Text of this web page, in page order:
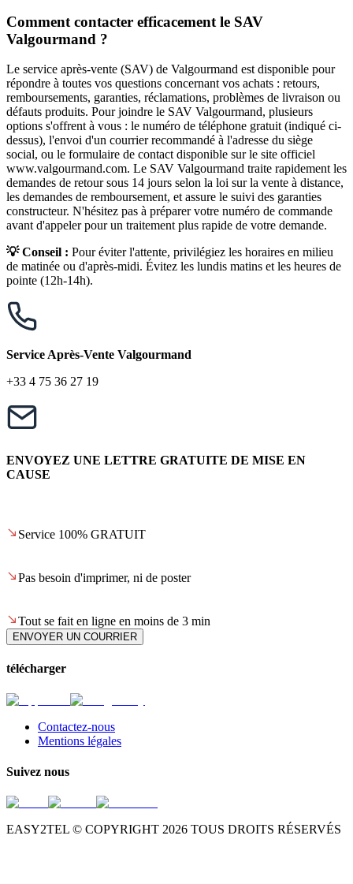
Comment contacter efficacement le SAV
Valgourmand ?
Le service après-vente (SAV) de Valgourmand est disponible pour
répondre à toutes vos questions concernant vos achats : retours,
remboursements, garanties, réclamations, problèmes de livraison ou
défauts produits. Pour joindre le SAV Valgourmand, plusieurs
options s'offrent à vous : le numéro de téléphone gratuit (indiqué ci-
dessus), l'envoi d'un courrier recommandé à l'adresse du siège
social, ou le formulaire de contact disponible sur le site officiel
www.valgourmand.com. Le SAV Valgourmand traite rapidement les
demandes de retour sous 14 jours selon la loi sur la vente à distance,
les demandes de remboursement, et assure le suivi des garanties
constructeur. N'hésitez pas à préparer votre numéro de commande
avant d'appeler pour un traitement plus rapide de votre demande.
💡 Conseil : Pour éviter l'attente, privilégiez les horaires en milieu
de matinée ou d'après-midi. Évitez les lundis matins et les heures de
pointe (12h-14h).
Service Après-Vente Valgourmand
+33 4 75 36 27 19
ENVOYEZ UNE LETTRE GRATUITE DE MISE EN
CAUSE
Service 100% GRATUIT
Pas besoin d'imprimer, ni de poster
Tout se fait en ligne en moins de 3 min
ENVOYER UN COURRIER
télécharger
Contactez-nous
Mentions légales
Suivez nous
EASY2TEL © COPYRIGHT 2026 TOUS DROITS RÉSERVÉS